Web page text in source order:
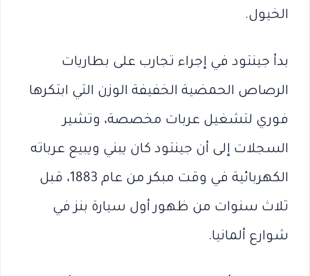
الخيول.
بدأ جينتود في إجراء تجارب على بطاريات
الرصاص الحمضية الخفيفة الوزن التي ابتكرها
فوري لتشغيل عربات مخصصة، وتشير
السجلات إلى أن جينتود كان يبني ويبيع عرباته
الكهربائية في وقت مبكر من عام 1883، قبل
ثلاث سنوات من ظهور أول سيارة بنز في
شوارع ألمانيا.